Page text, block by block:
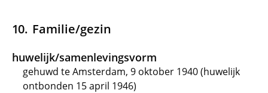
Familie/gezin
huwelijk/samenlevingsvorm
gehuwd te Amsterdam, 9 oktober 1940 (huwelijk
ontbonden 15 april 1946)